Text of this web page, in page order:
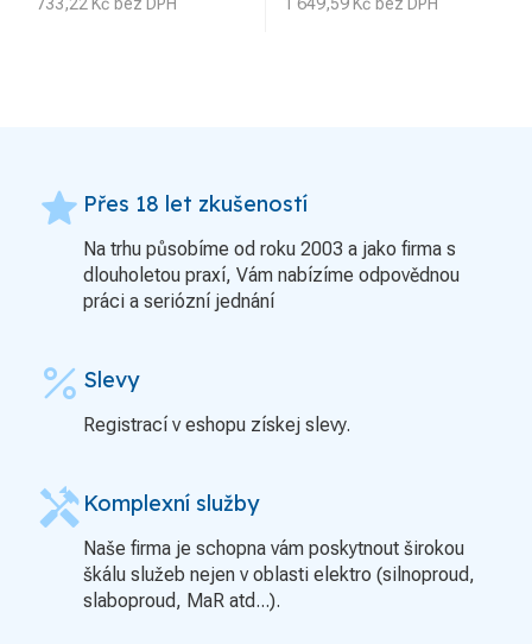
733,22 Kč bez DPH 1 649,59 Kč bez DPH
grade Přes 18 let zkušeností
Na trhu působíme od roku 2003 a jako firma s
dlouholetou praxí, Vám nabízíme odpovědnou
práci a seriózní jednání
percent Slevy
Registrací v eshopu získej slevy.
handyman Komplexní služby
Naše firma je schopna vám poskytnout širokou
škálu služeb nejen v oblasti elektro (silnoproud,
slaboproud, MaR atd...).